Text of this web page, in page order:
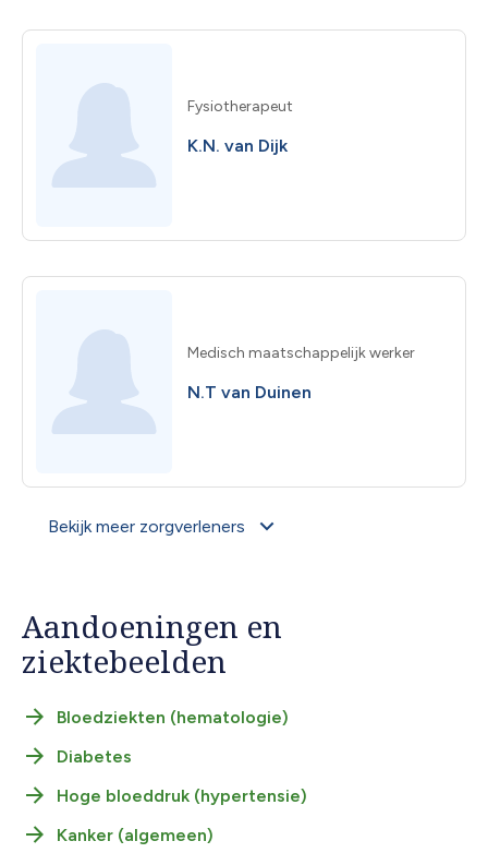
K.N. van Dijk
Fysiotherapeut
N.T van Duinen
Medisch maatschappelijk werker
Bekijk meer zorgverleners
Aandoeningen en
ziektebeelden
Bloedziekten (hematologie)
Diabetes
Hoge bloeddruk (hypertensie)
Kanker (algemeen)